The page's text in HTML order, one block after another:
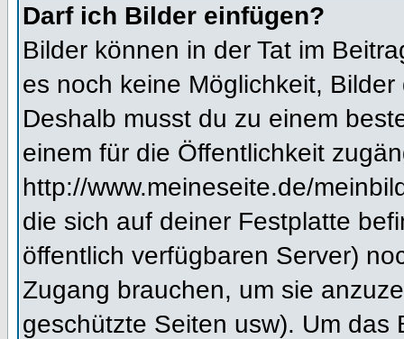
Darf ich Bilder einfügen?
Bilder können in der Tat im
es noch keine Möglichkeit,
Deshalb musst du zu einem
einem für die Öffentlichkeit
http://www.meineseite.de/
die sich auf deiner Festplatte
öffentlich verfügbaren Server)
Zugang brauchen, um sie
geschützte Seiten usw). Um